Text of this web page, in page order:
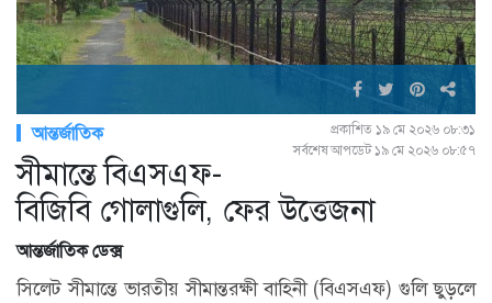
আন্তর্জাতিক
প্রকাশিত ১৯ মে ২০২৬ ০৮:৩১
সর্বশেষ আপডেট ১৯ মে ২০২৬ ০৮:৫৭
সীমান্তে বিএসএফ-
বিজিবি গোলাগুলি, ফের উত্তেজনা
আন্তর্জাতিক ডেক্স
সিলেট সীমান্তে ভারতীয় সীমান্তরক্ষী বাহিনী (বিএসএফ) গুলি ছুড়লে